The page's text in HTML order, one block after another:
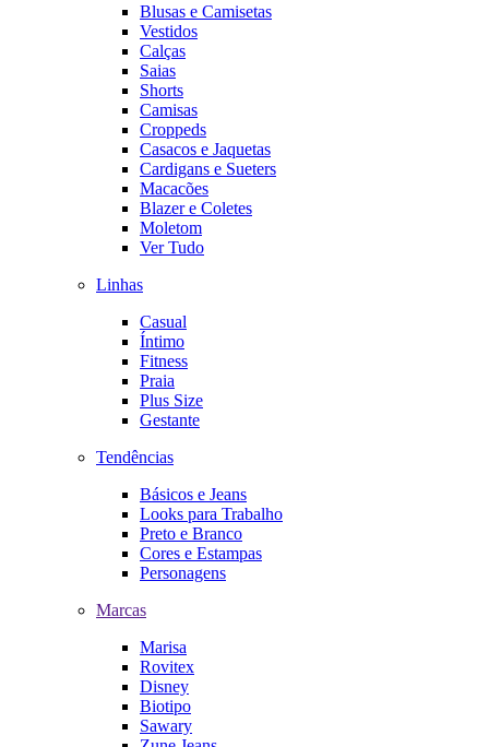
Blusas e Camisetas
Vestidos
Calças
Saias
Shorts
Camisas
Croppeds
Casacos e Jaquetas
Cardigans e Sueters
Macacões
Blazer e Coletes
Moletom
Ver Tudo
Linhas
Casual
Íntimo
Fitness
Praia
Plus Size
Gestante
Tendências
Básicos e Jeans
Looks para Trabalho
Preto e Branco
Cores e Estampas
Personagens
Marcas
Marisa
Rovitex
Disney
Biotipo
Sawary